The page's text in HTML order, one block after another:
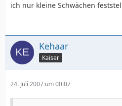
ich nur kleine Schwächen
Kehaar
Kaiser
24. Juli 2007 um 00:07